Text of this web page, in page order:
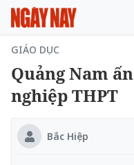
GIÁO DỤC
Quảng Nam
nghiệp THPT
Bắc Hiệp